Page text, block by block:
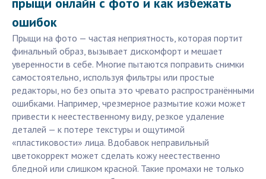
ошибок
Прыщи на фото — частая неприятность, которая портит
финальный образ, вызывает дискомфорт и мешает
уверенности в себе. Многие пытаются поправить снимки
самостоятельно, используя фильтры или простые
редакторы, но без опыта это чревато распространёнными
ошибками. Например, чрезмерное размытие кожи может
привести к неестественному виду, резкое удаление
деталей — к потере текстуры и ощутимой
«пластиковости» лица. Вдобавок неправильный
цветокоррект может сделать кожу неестественно
бледной или слишком красной. Такие промахи не только